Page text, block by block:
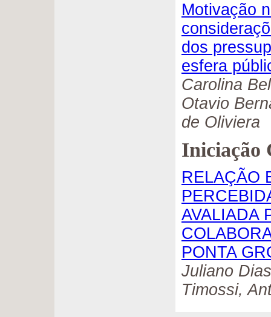
Motivação
dos
esfera
Carolina
Otavio
de Oliviera
Iniciação
RELAÇÃO
AVALIADA
PONTA
Juliano
Timossi,